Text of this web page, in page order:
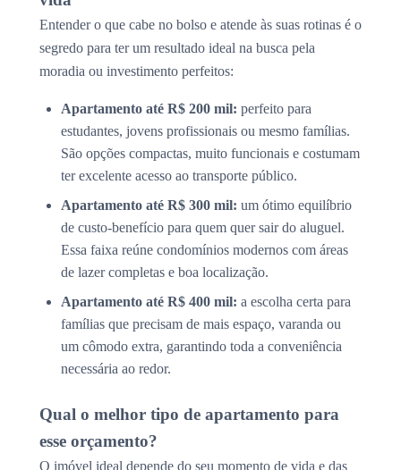
Entender o que cabe no bolso e atende às suas rotinas é o
segredo para ter um resultado ideal na busca pela
moradia ou investimento perfeitos:
Apartamento até R$ 200 mil: perfeito para
estudantes, jovens profissionais ou mesmo famílias.
São opções compactas, muito funcionais e costumam
ter excelente acesso ao transporte público.
Apartamento até R$ 300 mil: um ótimo equilíbrio
de custo-benefício para quem quer sair do aluguel.
Essa faixa reúne condomínios modernos com áreas
de lazer completas e boa localização.
Apartamento até R$ 400 mil: a escolha certa para
famílias que precisam de mais espaço, varanda ou
um cômodo extra, garantindo toda a conveniência
necessária ao redor.
Qual o melhor tipo de apartamento para
esse orçamento?
O imóvel ideal depende do seu momento de vida e das